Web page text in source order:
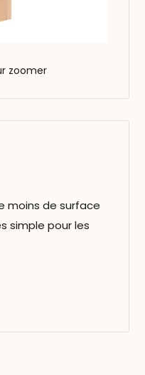
zoomer
moins de surface
simple pour les